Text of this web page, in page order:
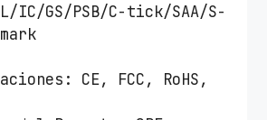
IC/GS/PSB/C-tick/SAA/S-
CE, FCC, RoHS,